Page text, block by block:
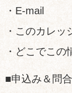
・E-mail
・このカレッ
・どこでこの
■申込み＆問